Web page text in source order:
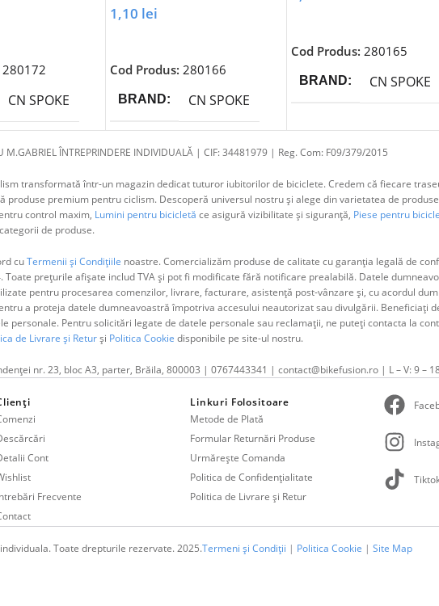
280172
CN SPOKE
1,10 lei
Cod Produs:280166
BRAND CN SPOKE
Cod Produs: 280165
BRAND CN SPOKE
ÎNTREPRINDERE INDIVIDUALĂ | CIF: 34481979 | Reg. Com: F09/379/2015
transformată într-un magazin dedicat tuturor iubitorilor de biciclete. Credem că fiecare
produse premium pentru ciclism. Descoperă universul nostru și alege din varietatea de
control maxim, Lumini pentru bicicletă ce asigură vizibilitate și siguranță, Piese pentru
de produse.
cuTermenii și Condițiile noastre. Comercializăm produse de calitate cu garanția legală de
Toate prețurile afișate includ TVA și pot fi modificate fără notificare prealabilă. Datele
pentru procesarea comenzilor, livrare, facturare, asistență post-vânzare și, cu acordul
a proteja datele dumneavoastră împotriva accesului neautorizat sau divulgării. Beneficiați
personale. Pentru solicitări legate de datele personale sau reclamații, ne puteți contacta la
de Livrare și Returși Politica Cookie disponibile pe site-ul nostru.
nr. 23, bloc A3, parter, Brăila, 800003 | 0767443341 | contact@bikefusion.ro | L – V: 9 –
Cont
Frecvente
Linkuri Folositoare
Metode de Plată
Formular Returnări Produse
Urmărește Comanda
Politica de Confidențialitate
Politica de Livrare și Retur
Toate drepturile rezervate. 2025.Termeni și Condiții | Politica Cookie | Site Map